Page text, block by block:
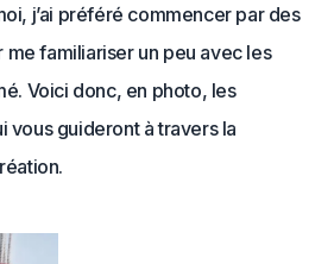
j’ai préféré commencer par des
me familiariser un peu avec les
Voici donc, en photo, les
vous guideront à travers la